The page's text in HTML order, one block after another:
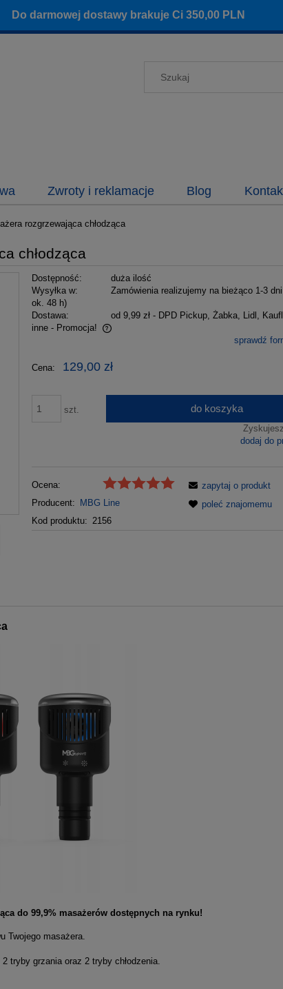
Do darmowej dostawy brakuje Ci350,00 PLN
Zwroty i reklamacje Blog
rozgrzewająca chłodząca
chłodząca
Dostępność:
duża ilość
Wysyłka w:
Zamówienia realizujemy na bieżąco 1-3
ok. 48 h)
Dostawa:
od 9,99 zł - DPD Pickup, Żabka, Lidl,
inne - Promocja!
kosztów
sprawdź
Cena: 129,00 zł
szt. do koszyka
dodaj do
Ocena:
Producent: MBG Line
Kod produktu: 2156
zapytaj o produkt
poleć znajomemu
do 99,9% masażerów dostępnych na rynku!
Twojego masażera.
tryby grzania oraz 2 tryby chłodzenia.